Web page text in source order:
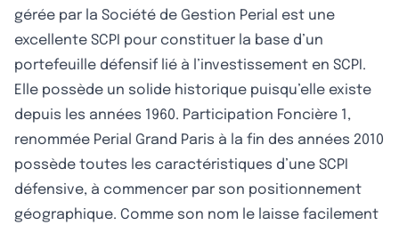
gérée par la Société de Gestion Perial est une
excellente SCPI pour constituer la base d’un
portefeuille défensif lié à l’investissement en SCPI.
Elle possède un solide historique puisqu’elle existe
depuis les années 1960. Participation Foncière 1,
renommée Perial Grand Paris à la fin des années 2010
possède toutes les caractéristiques d’une SCPI
défensive, à commencer par son positionnement
géographique. Comme son nom le laisse facilement